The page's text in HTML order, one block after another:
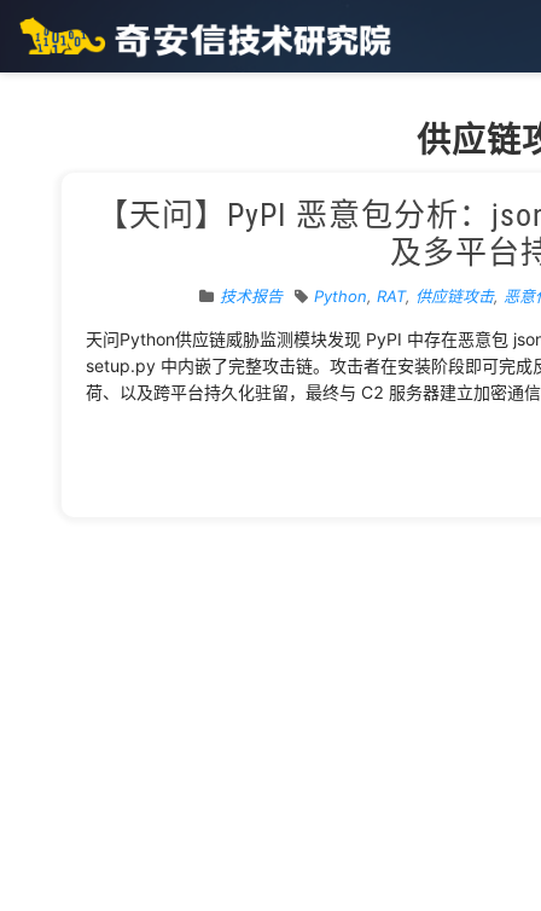
供应链
【天问】PyPI 恶意包分析：
及多平台
技术报告 Python,RAT, 供应链攻击, 恶意
天问Python供应链威胁监测模块发现 PyPI 中存在恶意包
setup.py 中内嵌了完整攻击链。攻击者在安装阶段即可完
荷、以及跨平台持久化驻留，最终与 C2 服务器建立加密通